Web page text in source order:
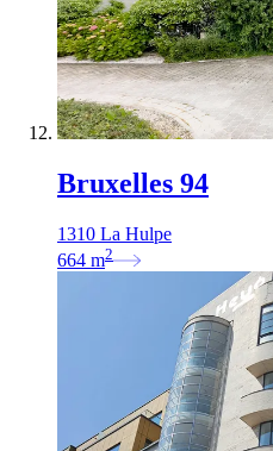
Bruxelles 94
1310 La Hulpe
664 m2